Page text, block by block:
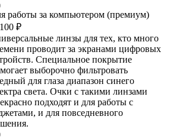
работы за компьютером (премиум)
₽
линзы для тех, кто много
проводит за экранами цифровых
Специальное покрытие
выборочно фильтровать
для глаза диапазон синего
света. Очки с такими линзами
подходят и для работы с
и для повседневного